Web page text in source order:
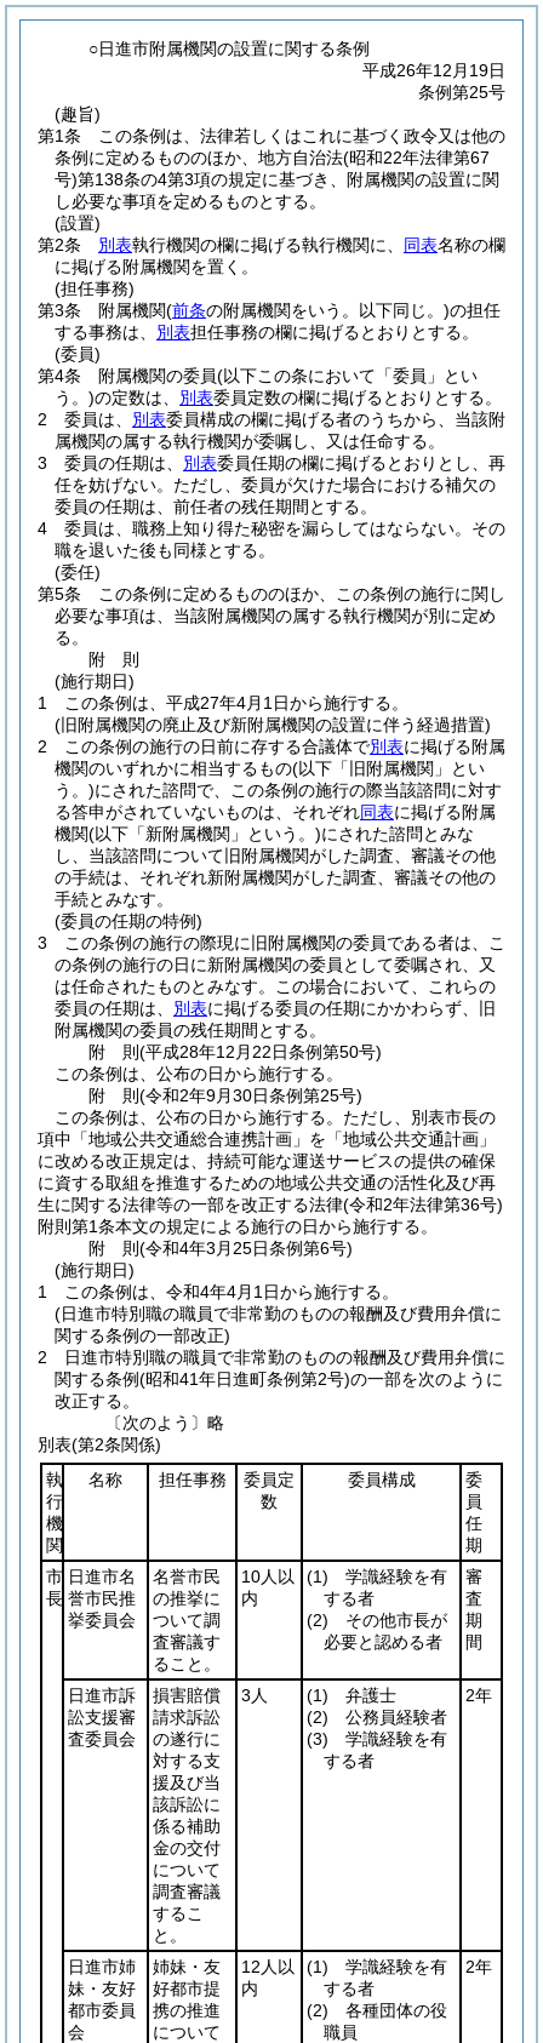
○日進市附属機関の設置に関する条例
平成26年12月19日
条例第25号
(趣旨)
第1条
この条例は、法律若しくはこれに基づく政令又は他の
条例に定めるもののほか、地方自治法(昭和22年法律第67
号)第138条の4第3項の規定に基づき、附属機関の設置に関
し必要な事項を定めるものとする。
(設置)
第2条
別表執行機関の欄に掲げる執行機関に、 同表名称の欄
に掲げる附属機関を置く。
(担任事務)
第3条
附属機関(前条の附属機関をいう。以下同じ。)の担任
する事務は、 別表担任事務の欄に掲げるとおりとする。
(委員)
第4条
附属機関の委員(以下この条において「委員」とい
う。)の定数は、 別表委員定数の欄に掲げるとおりとする。
2
委員は、 別表委員構成の欄に掲げる者のうちから、当該附
属機関の属する執行機関が委嘱し、又は任命する。
3
委員の任期は、 別表委員任期の欄に掲げるとおりとし、再
任を妨げない。 ただし、委員が欠けた場合における補欠の
委員の任期は、前任者の残任期間とする。
4
委員は、職務上知り得た秘密を漏らしてはならない。 その
職を退いた後も同様とする。
(委任)
第5条
この条例に定めるもののほか、この条例の施行に関し
必要な事項は、当該附属機関の属する執行機関が別に定め
る。
附 則
(施行期日)
1
この条例は、平成27年4月1日から施行する。
(旧附属機関の廃止及び新附属機関の設置に伴う経過措置)
2
この条例の施行の日前に存する合議体で別表に掲げる附属
機関のいずれかに相当するもの(以下「旧附属機関」とい
う。)にされた諮問で、この条例の施行の際当該諮問に対す
る答申がされていないものは、それぞれ同表に掲げる附属
機関(以下「新附属機関」という。)にされた諮問とみな
し、当該諮問について旧附属機関がした調査、審議その他
の手続は、それぞれ新附属機関がした調査、審議その他の
手続とみなす。
(委員の任期の特例)
3
この条例の施行の際現に旧附属機関の委員である者は、こ
の条例の施行の日に新附属機関の委員として委嘱され、又
は任命されたものとみなす。
この場合において、これらの
委員の任期は、 別表に掲げる委員の任期にかかわらず、旧
附属機関の委員の残任期間とする。
附 則(平成28年12月22日条例第50号)
この条例は、公布の日から施行する。
附 則(令和2年9月30日条例第25号)
この条例は、公布の日から施行する。 ただし、別表市長の
項中「地域公共交通総合連携計画」を「地域公共交通計画」
に改める改正規定は、持続可能な運送サービスの提供の確保
に資する取組を推進するための地域公共交通の活性化及び再
生に関する法律等の一部を改正する法律(令和2年法律第36号)
附則第1条本文の規定による施行の日から施行する。
附 則(令和4年3月25日条例第6号)
(施行期日)
1
この条例は、令和4年4月1日から施行する。
(日進市特別職の職員で非常勤のものの報酬及び費用弁償に
関する条例の一部改正)
2
日進市特別職の職員で非常勤のものの報酬及び費用弁償に
関する条例(昭和41年日進町条例第2号)の一部を次のように
改正する。
〔次のよう〕略
別表(第2条関係)
執
行
機
関
名称 担任事務
委員定
数
委員構成
委
員
任
期
市
長
日進市名
誉市民推
挙委員会
名誉市民
の推挙に
ついて調
査審議す
ること。
10人以
内
(1) 学識経験を有
する者
(2) その他市長が
必要と認める者
審
査
期
間
日進市訴
訟支援審
査委員会
損害賠償
請求訴訟
の遂行に
対する支
援及び当
該訴訟に
係る補助
金の交付
について
調査審議
するこ
と。
3人 (1) 弁護士
(2) 公務員経験者
(3) 学識経験を有
する者
2年
日進市姉
妹・友好
都市委員
会
姉妹・友
好都市提
携の推進
について
12人以
内
(1) 学識経験を有
する者
(2) 各種団体の役
職員
2年